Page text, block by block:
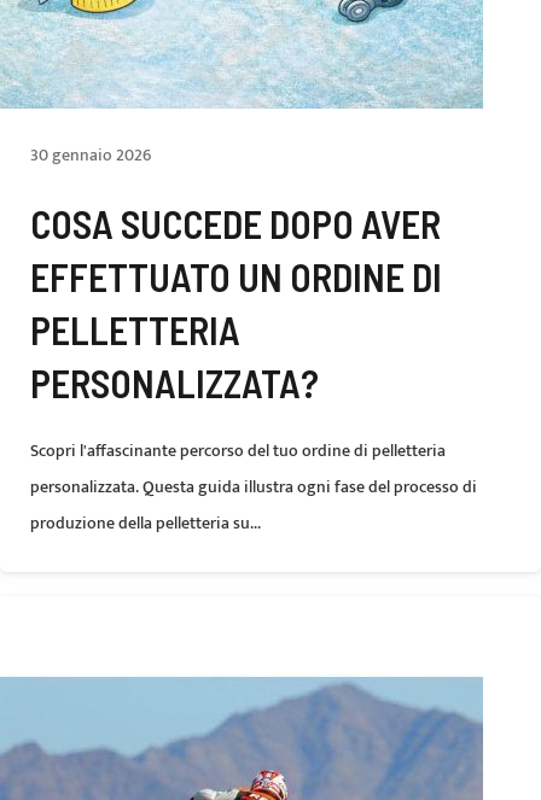
30 gennaio 2026
COSA SUCCEDE DOPO AVER
EFFETTUATO UN ORDINE DI
PELLETTERIA
PERSONALIZZATA?
Scopri l'affascinante percorso del tuo ordine di pelletteria
personalizzata. Questa guida illustra ogni fase del processo di
produzione della pelletteria su...